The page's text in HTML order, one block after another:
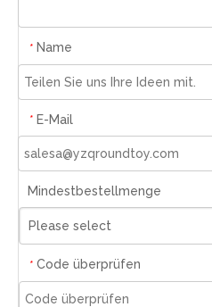
* Name
* E-Mail
Mindestbestellmenge
Please select
* Code überprüfen